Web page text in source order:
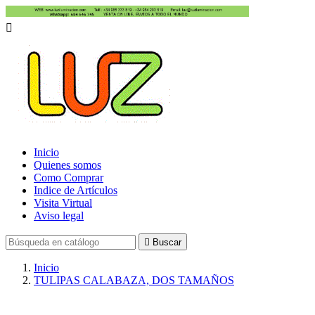

Inicio
Quienes somos
Como Comprar
Indice de Artículos
Visita Virtual
Aviso legal
 Buscar
Inicio
TULIPAS CALABAZA, DOS TAMAÑOS